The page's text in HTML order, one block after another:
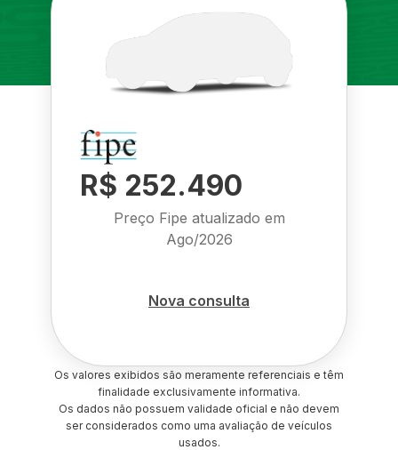
R$ 252.490
Preço Fipe atualizado em
Ago/2026
Nova consulta
Os valores exibidos são meramente referenciais e têm
finalidade exclusivamente informativa.
Os dados não possuem validade oficial e não devem
ser considerados como uma avaliação de veículos
usados.